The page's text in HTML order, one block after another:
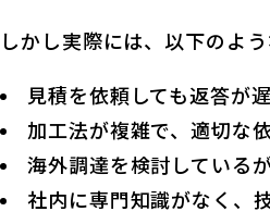
しかし実際には、以下のよ
見積を依頼しても返答が
加工法が複雑で、適切な
海外調達を検討している
社内に専門知識がなく、